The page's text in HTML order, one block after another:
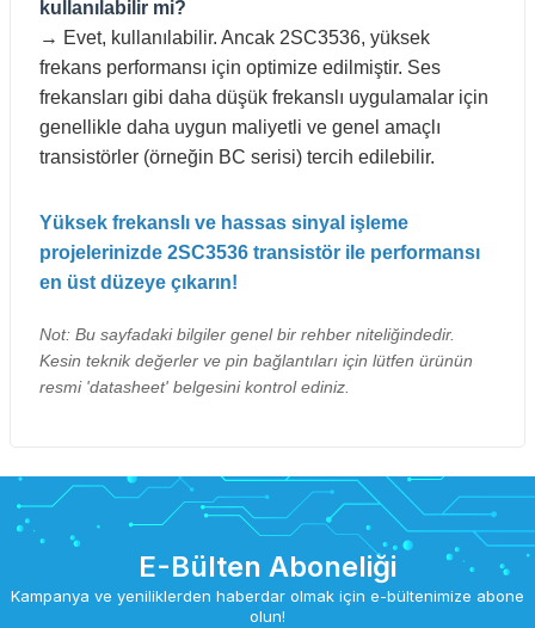
kullanılabilir mi?
→ Evet, kullanılabilir. Ancak 2SC3536, yüksek
frekans performansı için optimize edilmiştir. Ses
frekansları gibi daha düşük frekanslı uygulamalar için
genellikle daha uygun maliyetli ve genel amaçlı
transistörler (örneğin BC serisi) tercih edilebilir.
Yüksek frekanslı ve hassas sinyal işleme
projelerinizde 2SC3536 transistör ile performansı
en üst düzeye çıkarın!
Not: Bu sayfadaki bilgiler genel bir rehber niteliğindedir.
Kesin teknik değerler ve pin bağlantıları için lütfen ürünün
resmi 'datasheet' belgesini kontrol ediniz.
E-Bülten Aboneliği
Kampanya ve yeniliklerden haberdar olmak için e-bültenimize abone
olun!